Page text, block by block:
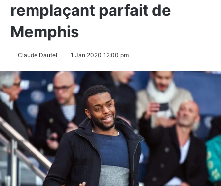
remplaçant parfait de
Memphis
Claude Dautel 1 Jan 2020 12:00 pm